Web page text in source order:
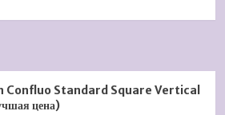
Confluo Standard Square Vertical
цена)